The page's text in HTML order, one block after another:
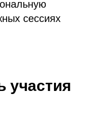
сессиях
участия